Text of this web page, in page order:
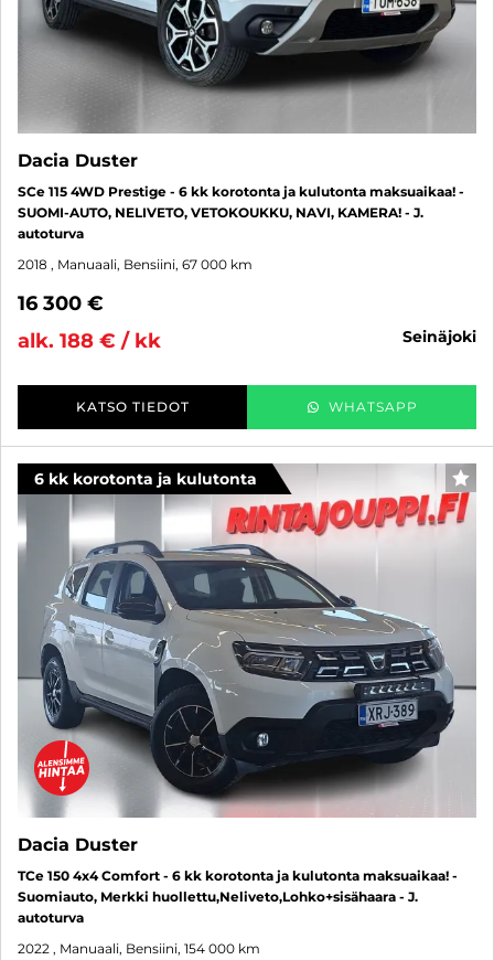
Dacia Duster
SCe 115 4WD Prestige - 6 kk korotonta ja kulutonta maksuaikaa! -
SUOMI-AUTO, NELIVETO, VETOKOUKKU, NAVI, KAMERA! - J.
autoturva
2018 , Manuaali, Bensiini, 67 000 km
16 300 €
alk. 188 € / kk
seinäjoki
KATSO TIEDOT WHATSAPP
6 kk korotonta ja kulutonta
Dacia Duster
TCe 150 4x4 Comfort - 6 kk korotonta ja kulutonta maksuaikaa! -
Suomiauto, Merkki huollettu,Neliveto,Lohko+sisähaara - J.
autoturva
2022 , Manuaali, Bensiini, 154 000 km